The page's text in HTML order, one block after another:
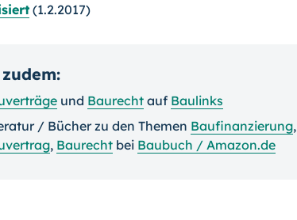
(1.2.2017)
und Baurecht auf Baulinks
/ Bücher zu den Themen Baufinanzierung,
, Baurecht bei Baubuch / Amazon.de